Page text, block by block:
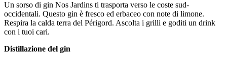
Un sorso di gin Nos Jardins ti trasporta verso le coste sud-
occidentali. Questo gin è fresco ed erbaceo con note di limone.
Respira la calda terra del Périgord. Ascolta i grilli e goditi un drink
con i tuoi cari.
Distillazione del gin